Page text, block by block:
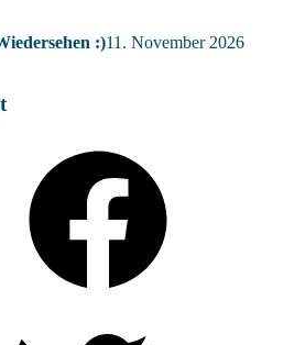
:)11. November 2026